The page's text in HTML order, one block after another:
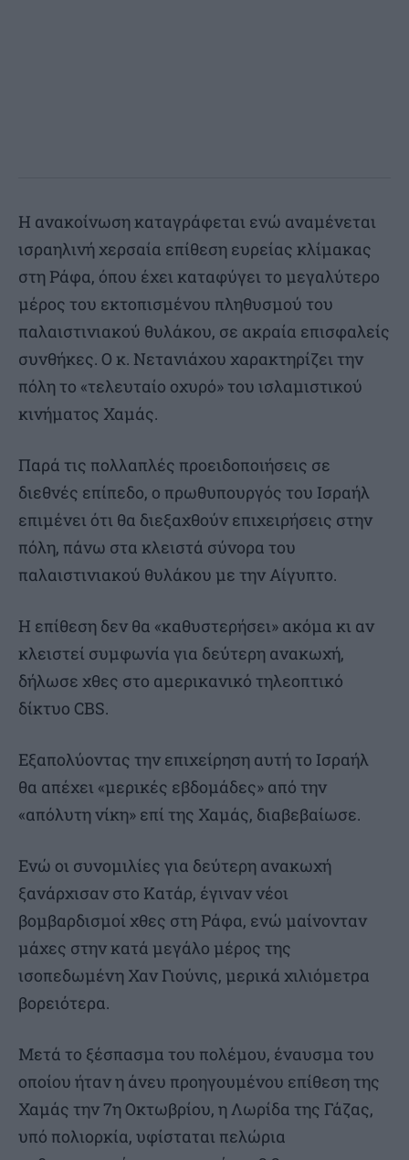
Η ανακοίνωση καταγράφεται ενώ αναμένεται
ισραηλινή χερσαία επίθεση ευρείας κλίμακας
στη Ράφα, όπου έχει καταφύγει το μεγαλύτερο
μέρος του εκτοπισμένου πληθυσμού του
παλαιστινιακού θυλάκου, σε ακραία επισφαλείς
συνθήκες. Ο κ. Νετανιάχου χαρακτηρίζει την
πόλη το «τελευταίο οχυρό» του ισλαμιστικού
κινήματος Χαμάς.
Παρά τις πολλαπλές προειδοποιήσεις σε
διεθνές επίπεδο, ο πρωθυπουργός του Ισραήλ
επιμένει ότι θα διεξαχθούν επιχειρήσεις στην
πόλη, πάνω στα κλειστά σύνορα του
παλαιστινιακού θυλάκου με την Αίγυπτο.
Η επίθεση δεν θα «καθυστερήσει» ακόμα κι αν
κλειστεί συμφωνία για δεύτερη ανακωχή,
δήλωσε χθες στο αμερικανικό τηλεοπτικό
δίκτυο CBS.
Εξαπολύοντας την επιχείρηση αυτή το Ισραήλ
θα απέχει «μερικές εβδομάδες» από την
«απόλυτη νίκη» επί της Χαμάς, διαβεβαίωσε.
Ενώ οι συνομιλίες για δεύτερη ανακωχή
ξανάρχισαν στο Κατάρ, έγιναν νέοι
βομβαρδισμοί χθες στη Ράφα, ενώ μαίνονταν
μάχες στην κατά μεγάλο μέρος της
ισοπεδωμένη Χαν Γιούνις, μερικά χιλιόμετρα
βορειότερα.
Μετά το ξέσπασμα του πολέμου, έναυσμα του
οποίου ήταν η άνευ προηγουμένου επίθεση της
Χαμάς την 7η Οκτωβρίου, η Λωρίδα της Γάζας,
υπό πολιορκία, υφίσταται πελώρια